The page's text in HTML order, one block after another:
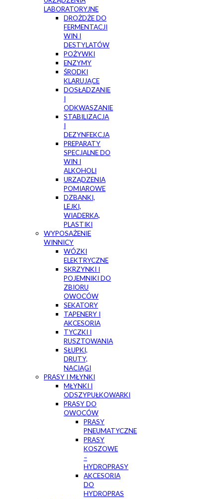
LABORATORYJNE
DROŻDŻE DO
FERMENTACJI
WIN I
DESTYLATÓW
POŻYWKI
ENZYMY
ŚRODKI
KLARUJĄCE
DOSŁADZANIE
I
ODKWASZANIE
STABILIZACJA
I
DEZYNFEKCJA
PREPARATY
SPECJALNE DO
WIN I
ALKOHOLI
URZĄDZENIA
POMIAROWE
DZBANKI,
LEJKI,
WIADERKA,
PLASTIKI
WYPOSAŻENIE
WINNICY
WÓZKI
ELEKTRYCZNE
SKRZYNKI I
POJEMNIKI DO
ZBIORU
OWOCÓW
SEKATORY
TAPENERY I
AKCESORIA
TYCZKI I
RUSZTOWANIA
SŁUPKI,
DRUTY,
NACIĄGI
PRASY I MŁYNKI
MŁYNKI I
ODSZYPUŁKOWARKI
PRASY DO
OWOCÓW
PRASY
PNEUMATYCZNE
PRASY
KOSZOWE
–
HYDROPRASY
AKCESORIA
DO
HYDROPRAS